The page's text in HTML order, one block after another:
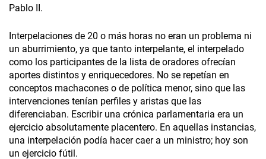
Pablo II.
Interpelaciones de 20 o más horas no eran un problema ni
un aburrimiento, ya que tanto interpelante, el interpelado
como los participantes de la lista de oradores ofrecían
aportes distintos y enriquecedores. No se repetían en
conceptos machacones o de política menor, sino que las
intervenciones tenían perfiles y aristas que las
diferenciaban. Escribir una crónica parlamentaria era un
ejercicio absolutamente placentero. En aquellas instancias,
una interpelación podía hacer caer a un ministro; hoy son
un ejercicio fútil.